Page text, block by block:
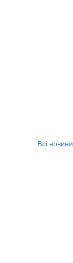
Всі новини